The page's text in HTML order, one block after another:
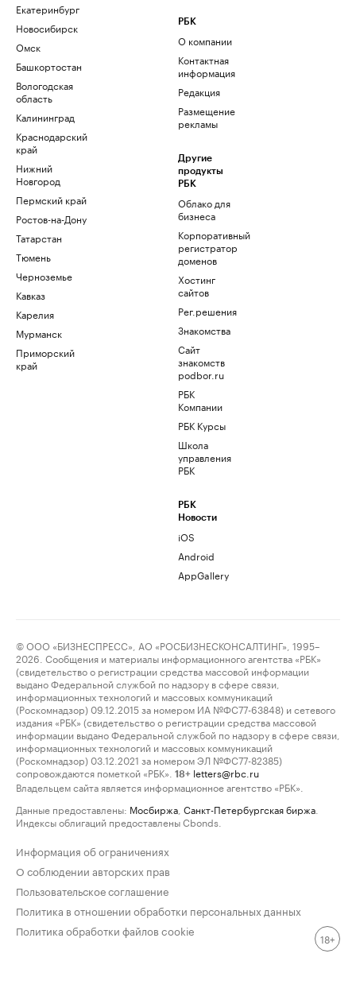
Екатеринбург
Новосибирск
Омск
Башкортостан
Вологодская
область
Калининград
Краснодарский
край
Нижний
Новгород
Пермский край
Ростов-на-Дону
Татарстан
Тюмень
Черноземье
Кавказ
Карелия
Мурманск
Приморский
край
РБК
О компании
Контактная
информация
Редакция
Размещение
рекламы
Другие
продукты
РБК
Облако для
бизнеса
Корпоративный
регистратор
доменов
Хостинг
сайтов
Рег.решения
Знакомства
Сайт
знакомств
podbor.ru
РБК
Компании
РБК Курсы
Школа
управления
РБК
РБК
Новости
iOS
Android
AppGallery
© ООО «БИЗНЕСПРЕСС», АО «РОСБИЗНЕСКОНСАЛТИНГ», 1995–
2026. Сообщения и материалы информационного агентства «РБК»
(свидетельство о регистрации средства массовой информации
выдано Федеральной службой по надзору в сфере связи,
информационных технологий и массовых коммуникаций
(Роскомнадзор) 09.12.2015 за номером ИА №ФС77-63848) и сетевого
издания «РБК» (свидетельство о регистрации средства массовой
информации выдано Федеральной службой по надзору в сфере связи,
информационных технологий и массовых коммуникаций
(Роскомнадзор) 03.12.2021 за номером ЭЛ №ФС77-82385)
сопровождаются пометкой «РБК».
18+ letters@rbc.ru
Владельцем сайта является информационное агентство «РБК».
Данные предоставлены: Мосбиржа Санкт-Петербургская биржа
Индексы облигаций предоставлены Cbonds.
Информация об ограничениях
О соблюдении авторских прав
Пользовательское соглашение
Политика в отношении обработки персональных данных
Политика обработки файлов cookie
18+